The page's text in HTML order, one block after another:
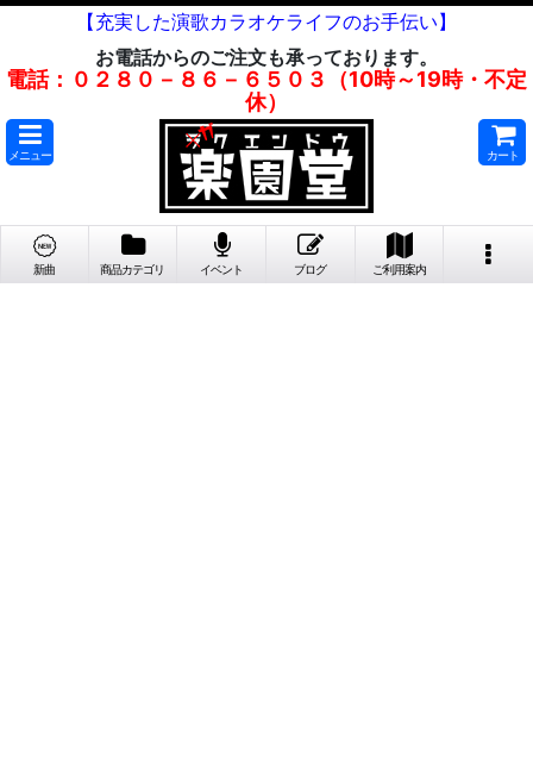
【充実した演歌カラオケライフのお手伝い】
お電話からのご注文も承っております。
電話：０２８０－８６－６５０３（10時～19時・不定
休）
メニュー カート
新曲 商品カテゴリ イベント ブログ ご利用案内